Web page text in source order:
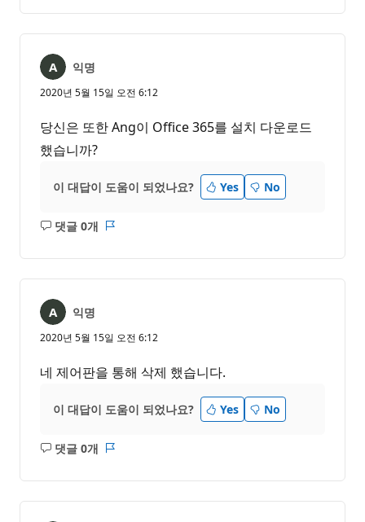
음
익명
2020년 5월 15일 오전 6:12
당신은 또한 Ang이 Office 365를 설치 다운로드
했습니까?
이 대답이 도움이 되었나요? Yes No
댓글 0개
설
음
익명
2020년 5월 15일 오전 6:12
네 제어판을 통해 삭제 했습니다.
이 대답이 도움이 되었나요? Yes No
댓글 0개
설
음